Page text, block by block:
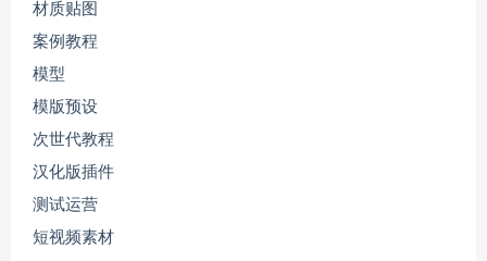
材质贴图
案例教程
模型
模版预设
次世代教程
汉化版插件
测试运营
短视频素材